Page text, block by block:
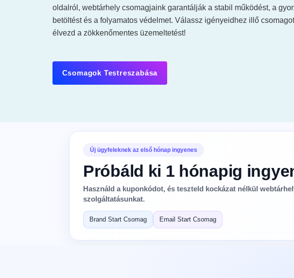
oldalról, webtárhely csomagjaink garantálják a stabil működést, a
betöltést és a folyamatos védelmet. Válassz igényeidhez illő
élvezd a zökkenőmentes üzemeltetést!
Csomagok Testreszabása
99.9% üzemidő-garancia
24/
30 napos pénzvisszafizetési
Új ügyfeleknek az első hónap ingyenes
Próbáld ki 1 hónapig
Használd a kuponkódot, és teszteld kockázat nélkül
szolgáltatásunkat.
Brand Start Csomag Email Start Csomag